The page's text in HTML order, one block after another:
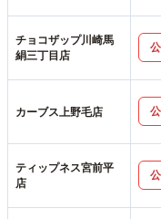
チョコザップ川崎馬
絹三丁目店
カーブス上野毛店
ティップネス宮前平
店